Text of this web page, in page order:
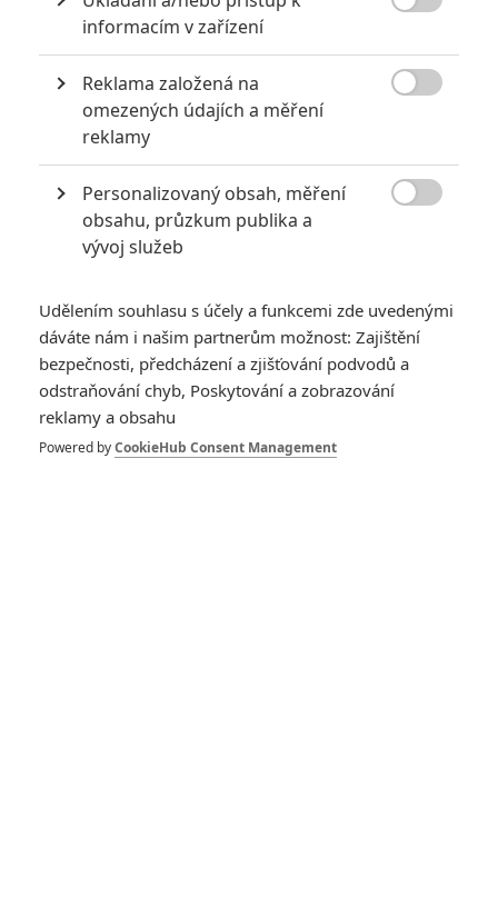
mike | 2017-10-13 18:21:07
Oproti knížce absolutní zklamání.
SOUVISEJÍCÍ ČLÁNKY
Sněhulák: Nový trailer je
filmovější
informacím v zařízení
Reklama založená na
omezených údajích a měření
reklamy
Personalizovaný obsah, měření
obsahu, průzkum publika a
vývoj služeb
Udělením souhlasu s účely a funkcemi zde uvedenými
dáváte nám i našim partnerům možnost: Zajištění
bezpečnosti, předcházení a zjišťování podvodů a
odstraňování chyb, Poskytování a zobrazování
reklamy a obsahu
Powered byCookieHub Consent Management